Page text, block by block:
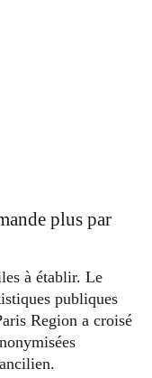
plus par
à établir. Le
publiques
Region a croisé